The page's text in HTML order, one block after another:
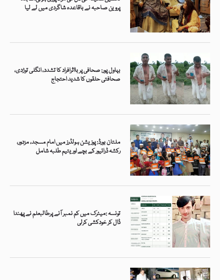
پروین صاحبہ نے باقاعدہ شاگردی میں لے لیا
بہاول پور: صحافی پر بااثرافراد کا تشدد، انگلی توڑدی،
صحافتی حلقوں کا شدید احتجاج
ملتان بورڈ: پوزیشن ہولڈرز میں امام مسجد، مزدور،
رکشہ ڈرائیور کے بچے اور یتیم طلبہ شامل
تونسہ :میٹرک میں کم نمبر آنے پرطالبعلم نے پھندا
ڈال کر خودکشی کرلی